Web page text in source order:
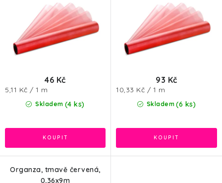
Skladem (4 ks)
46 Kč
Měrná
5,11 Kč / 1 m
Skladem (6 ks)
93 Kč
Měrná
10,33 Kč / 1 m
Organza, tmavě červená,
0,36x9m